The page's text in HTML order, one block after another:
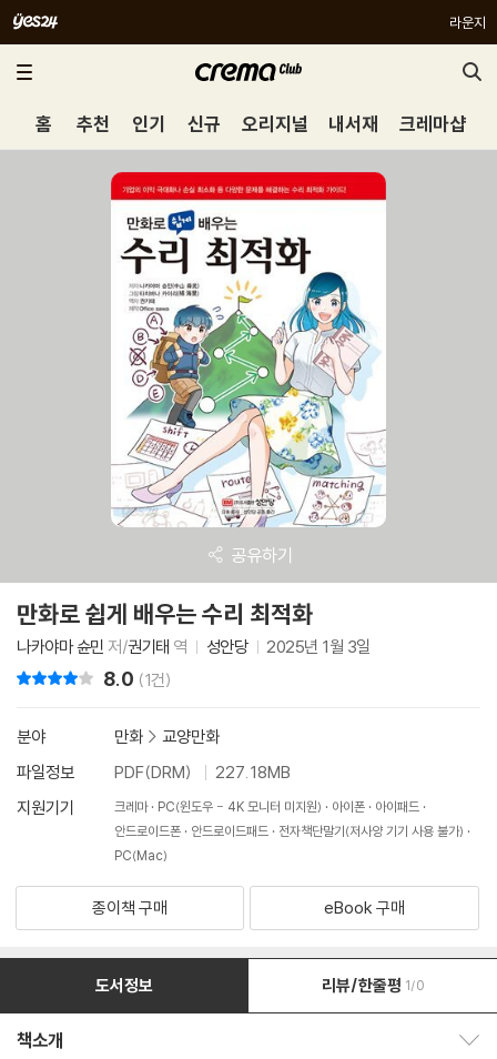
라운지
홈 추천 인기 신규 오리지널 내서재 크레마샵
공유하기
만화로 쉽게 배우는 수리 최적화
나카야마 슌민 저/권기태 역 성안당 2025년 1월 3일
8.0 (1건)
분야 만화 > 교양만화
파일정보
PDF(DRM)
227.18MB
지원기기
크레마 PC(윈도우 - 4K 모니터 미지원) 아이폰
아이패드
안드로이드폰
안드로이드패드
전자책단말기(저사양 기기 사용 불가)
PC(Mac)
종이책 구매 eBook 구매
도서정보 리뷰/한줄평 1/0
책소개